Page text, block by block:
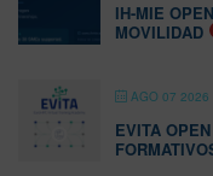
IH-MIE
MOVILIDAD
AGO 07 2026
EVITA